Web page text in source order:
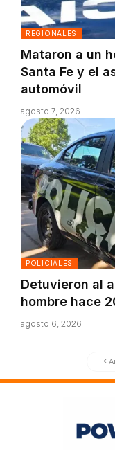
REGIONALES
Mataron a un
Santa Fe y el
automóvil
agosto 7, 2026
POLICIALES
Detuvieron al
hombre hace
agosto 6, 2026